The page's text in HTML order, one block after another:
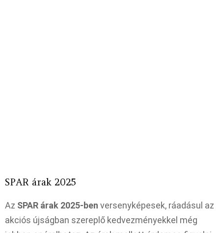
SPAR árak 2025
Az SPAR árak 2025-ben versenyképesek, ráadásul az
akciós újságban szereplő kedvezményekkel még